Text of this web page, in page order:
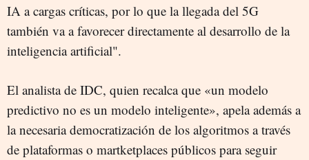
IA a cargas críticas, por lo que la llegada del 5G
también va a favorecer directamente al desarrollo de la
inteligencia artificial".
El analista de IDC, quien recalca que «un modelo
predictivo no es un modelo inteligente», apela además a
la necesaria democratización de los algoritmos a través
de plataformas o martketplaces públicos para seguir